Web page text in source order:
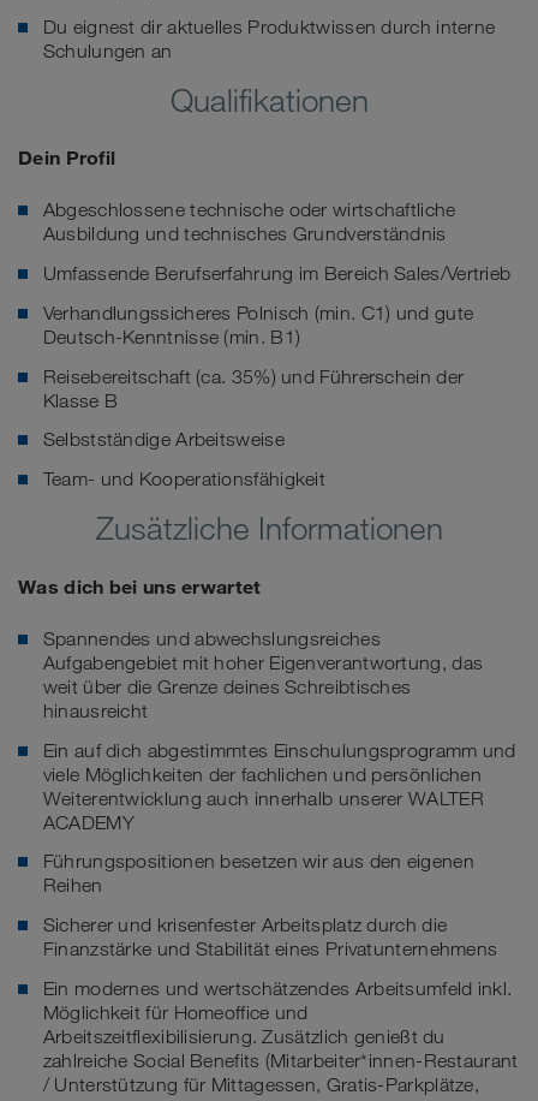
Du eignest dir aktuelles Produktwissen durch interne
Schulungen an
Qualifikationen
Dein Profil
Abgeschlossene technische oder wirtschaftliche
Ausbildung und technisches Grundverständnis
Umfassende Berufserfahrung im Bereich Sales/Vertrieb
Verhandlungssicheres Polnisch (min. C1) und gute
Deutsch-Kenntnisse (min. B1)
Reisebereitschaft (ca. 35%) und Führerschein der
Klasse B
Selbstständige Arbeitsweise
Team- und Kooperationsfähigkeit
Zusätzliche Informationen
Was dich bei uns erwartet
Spannendes und abwechslungsreiches
Aufgabengebiet mit hoher Eigenverantwortung, das
weit über die Grenze deines Schreibtisches
hinausreicht
Ein auf dich abgestimmtes Einschulungsprogramm und
viele Möglichkeiten der fachlichen und persönlichen
Weiterentwicklung auch innerhalb unserer WALTER
ACADEMY
Führungspositionen besetzen wir aus den eigenen
Reihen
Sicherer und krisenfester Arbeitsplatz durch die
Finanzstärke und Stabilität eines Privatunternehmens
Ein modernes und wertschätzendes Arbeitsumfeld inkl.
Möglichkeit für Homeoffice und
Arbeitszeitflexibilisierung. Zusätzlich genießt du
zahlreiche Social Benefits (Mitarbeiter*innen-Restaurant
/ Unterstützung für Mittagessen, Gratis-Parkplätze,